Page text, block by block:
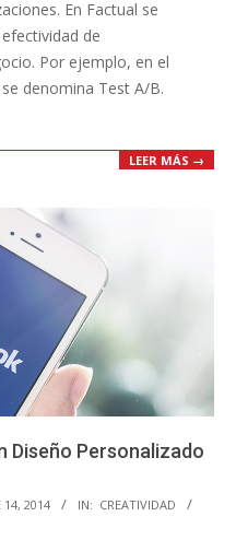
En Factual se
de
Por ejemplo, en el
denomina Test A/B.
LEER MÁS →
Diseño Personalizado
14, 2014 IN: CREATIVIDAD